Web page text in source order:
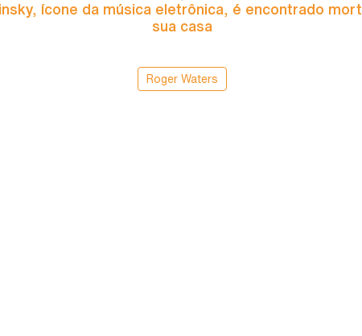
ícone da música eletrônica, é encontrado
sua casa
Roger Waters